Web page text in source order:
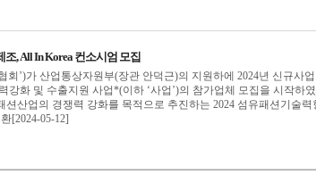
, All In Korea 컨소시엄 모집
회’)가 산업통상자원부(장관 안덕근)의 지원하에 2024년 신규사
강화 및 수출지원 사업*(이하 ‘사업’)의 참가업체 모집을 시작하였
션산업의 경쟁력 강화를 목적으로 추진하는 2024 섬유패션기술력
[2024-05-12]